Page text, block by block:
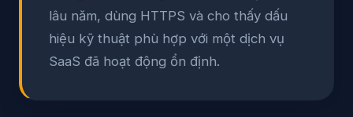
lâu năm, dùng HTTPS và cho thấy dấu
hiệu kỹ thuật phù hợp với một dịch vụ
SaaS đã hoạt động ổn định.